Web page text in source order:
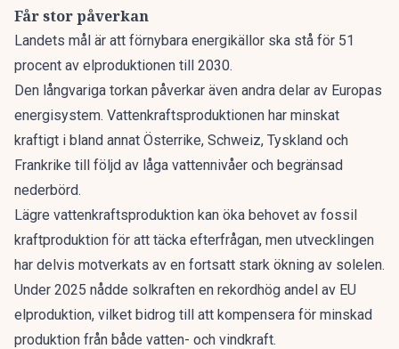
Får stor påverkan
Landets mål är att förnybara energikällor ska stå för 51
procent av elproduktionen till 2030.
Den långvariga torkan påverkar även andra delar av Europas
energisystem. Vattenkraftsproduktionen har minskat
kraftigt i bland annat Österrike, Schweiz, Tyskland och
Frankrike till följd av låga vattennivåer och begränsad
nederbörd.
Lägre vattenkraftsproduktion kan öka behovet av fossil
kraftproduktion för att täcka efterfrågan, men utvecklingen
har delvis motverkats av en fortsatt stark ökning av solelen.
Under 2025 nådde solkraften en rekordhög andel av EU
elproduktion, vilket bidrog till att kompensera för minskad
produktion från både vatten- och vindkraft.